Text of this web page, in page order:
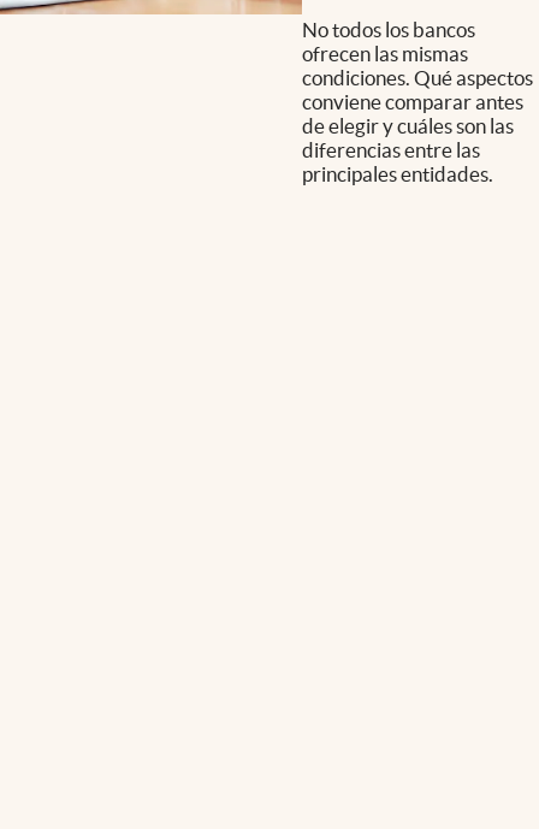
No todos los bancos
ofrecen las mismas
condiciones. Qué aspectos
conviene comparar antes
de elegir y cuáles son las
diferencias entre las
principales entidades.